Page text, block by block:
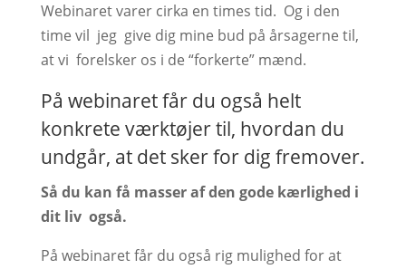
Webinaret varer cirka en times tid. Og i den
time vil jeg give dig mine bud på årsagerne til,
at vi forelsker os i de “forkerte” mænd.
På webinaret får du også helt
konkrete værktøjer til, hvordan du
undgår, at det sker for dig fremover.
Så du kan få masser af den gode kærlighed i
dit liv også.
På webinaret får du også rig mulighed for at